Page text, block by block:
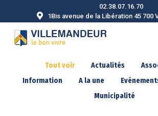
02.38.07.16.70
1Bis avenue de la Libération 45 700
Tout voir Actualités
Information
A la une
Municipalité